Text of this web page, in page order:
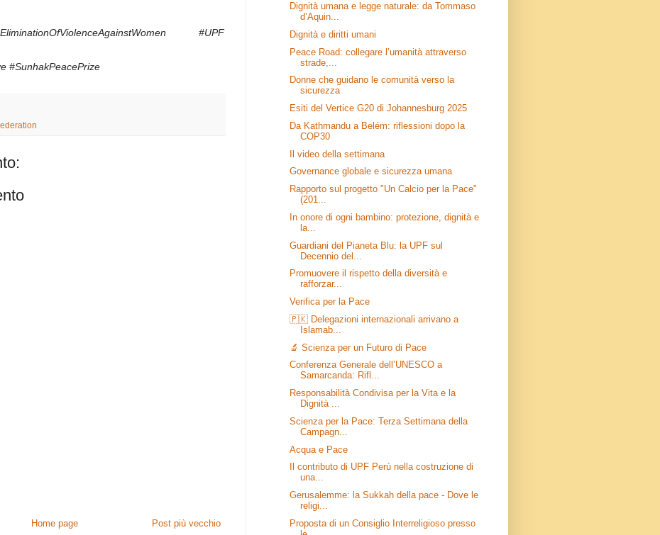
#UPF
#SunhakPeacePrize
Post più vecchio
Home page
Dignità umana e legge naturale: da Tommaso
d’Aquin...
Dignità e diritti umani
Peace Road: collegare l’umanità attraverso
strade,...
Donne che guidano le comunità verso la
sicurezza
Esiti del Vertice G20 di Johannesburg 2025
Da Kathmandu a Belém: riflessioni dopo la
COP30
Il video della settimana
Governance globale e sicurezza umana
Rapporto sul progetto "Un Calcio per la Pace"
(201...
In onore di ogni bambino: protezione, dignità e
la...
Guardiani del Pianeta Blu: la UPF sul
Decennio del...
Promuovere il rispetto della diversità e
rafforzar...
Verifica per la Pace
🇵🇰 Delegazioni internazionali arrivano a
Islamab...
🔬 Scienza per un Futuro di Pace
Conferenza Generale dell’UNESCO a
Samarcanda: Rifl...
Responsabilità Condivisa per la Vita e la
Dignità ...
Scienza per la Pace: Terza Settimana della
Campagn...
Acqua e Pace
Il contributo di UPF Perù nella costruzione di
una...
Gerusalemme: la Sukkah della pace - Dove le
religi...
Proposta di un Consiglio Interreligioso presso